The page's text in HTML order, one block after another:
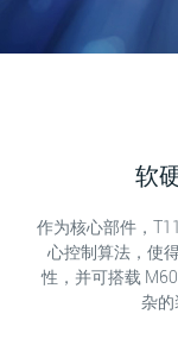
软
作为核心部件，
心控制算法，使
性，并可搭载
杂的